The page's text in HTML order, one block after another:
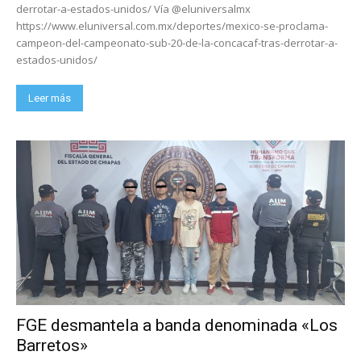
derrotar-a-estados-unidos/ Vía @eluniversalmx
https://www.eluniversal.com.mx/deportes/mexico-se-proclama-
campeon-del-campeonato-sub-20-de-la-concacaf-tras-derrotar-a-
estados-unidos/
Leer más
FGE desmantela a banda denominada «Los
Barretos»